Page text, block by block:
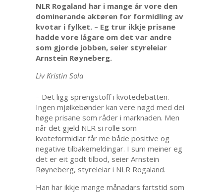
NLR Rogaland har i mange år vore den
dominerande aktøren for formidling av
kvotar i fylket. – Eg trur ikkje prisane
hadde vore lågare om det var andre
som gjorde jobben, seier styreleiar
Arnstein Røyneberg.
Liv Kristin Sola
– Det ligg sprengstoff i kvotedebatten.
Ingen mjølkebønder kan vere nøgd med dei
høge prisane som råder i marknaden. Men
når det gjeld NLR si rolle som
kvoteformidlar får me både positive og
negative tilbakemeldingar. I sum meiner eg
det er eit godt tilbod, seier Arnstein
Røyneberg, styreleiar i NLR Rogaland.
Han har ikkje mange månadars fartstid som